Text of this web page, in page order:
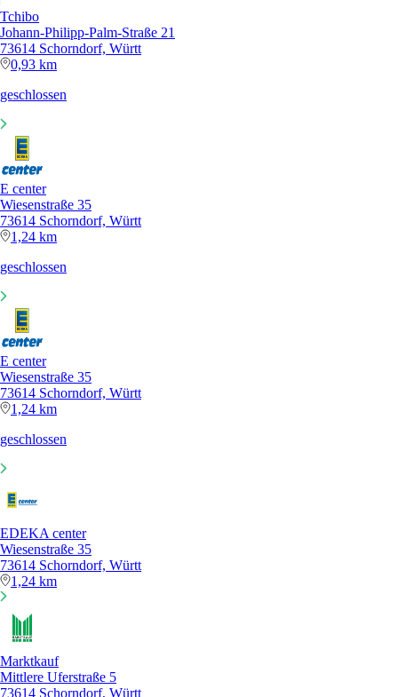
Tchibo
Johann-Philipp-Palm-Straße 21
73614 Schorndorf, Württ
0,93 km
geschlossen
E center
Wiesenstraße 35
73614 Schorndorf, Württ
1,24 km
geschlossen
E center
Wiesenstraße 35
73614 Schorndorf, Württ
1,24 km
geschlossen
EDEKA center
Wiesenstraße 35
73614 Schorndorf, Württ
1,24 km
Marktkauf
Mittlere Uferstraße 5
73614 Schorndorf, Württ